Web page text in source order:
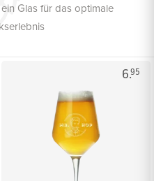
Glas für das optimale
6.95